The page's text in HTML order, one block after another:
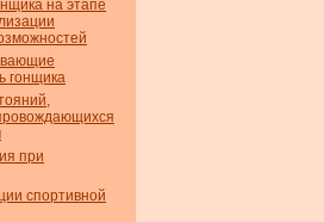
на этапе
гонщика
при
спортивной